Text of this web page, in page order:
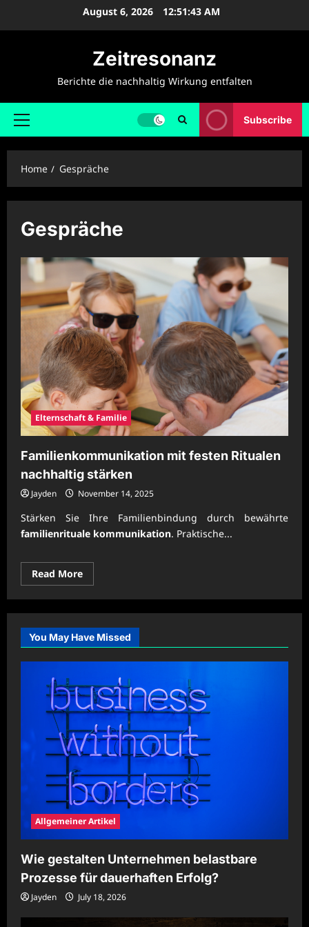
August 6, 2026 12:51:43 AM
Zeitresonanz
Berichte die nachhaltig Wirkung entfalten
Primary
Subscribe
Home Gespräche
Gespräche
Elternschaft & Familie
Familienkommunikation mit festen Ritualen
nachhaltig stärken
Jayden November 14, 2025
Stärken Sie Ihre Familienbindung durch bewährte
familienrituale kommunikation. Praktische...
Read MoreRead
more
Familienkommunikation
mit
Ritualen
nachhaltig
stärken
You May Have Missed
Allgemeiner Artikel
Wie gestalten Unternehmen belastbare
Prozesse für dauerhaften Erfolg?
Jayden July 18, 2026